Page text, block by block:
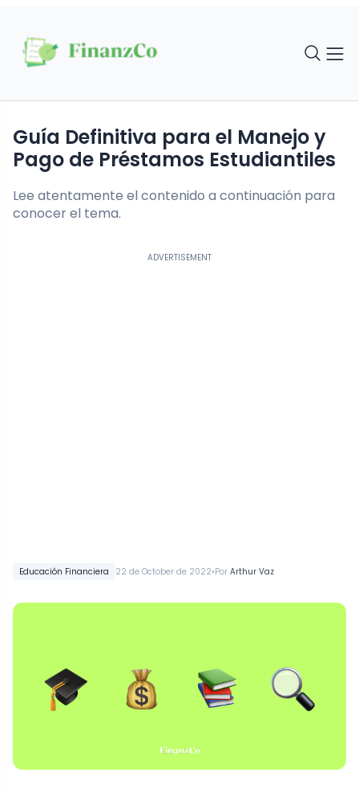
Educación Financiera 22 de October de 2022•Por Arthur Vaz
Guía Definitiva para el Manejo y
Pago de Préstamos Estudiantiles
Lee atentamente el contenido a continuación para
conocer el tema.
ADVERTISEMENT